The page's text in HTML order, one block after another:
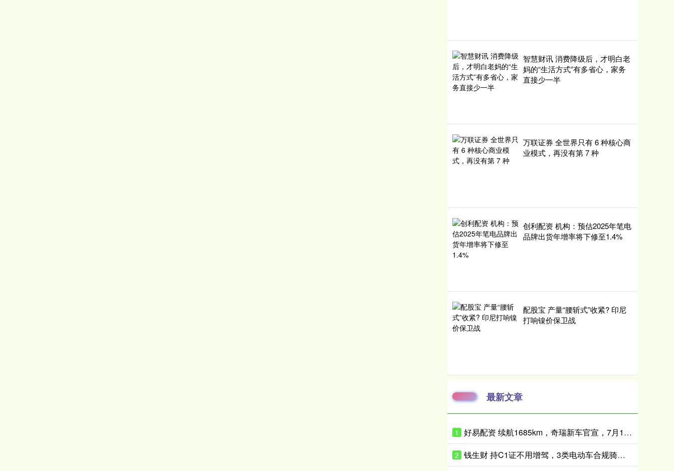
智慧财讯 消费降级后，才明白老
妈的“生活方式”有多省心，家务
直接少一半
万联证券 全世界只有 6 种核心商
业模式，再没有第 7 种
创利配资 机构：预估2025年笔电
品牌出货年增率将下修至1.4%
配股宝 产量“腰斩式”收紧? 印尼
打响镍价保卫战
最新文章
1 好易配资 续航1685km，奇瑞新车官宣，7月12日上市
2 钱生财 持C1证不用增驾，3类电动车合规骑，交警提醒：还有4种不能随便骑